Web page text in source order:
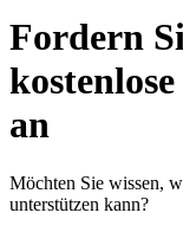
Fordern
an
Möchten Sie wissen,
unterstützen kann?